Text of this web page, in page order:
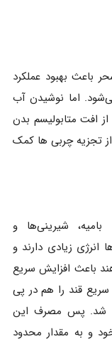
باعث بهبود عملکرد
اما نوشیدن آب
افت متابولیسم بدن
تجزیه چربی ها کمک
شیرینی‌ها و
انرژی زیادی دارند و
باعث افزایش سریع
قند را هم در پی
شد. پس مصرف این
و به مقدار محدود